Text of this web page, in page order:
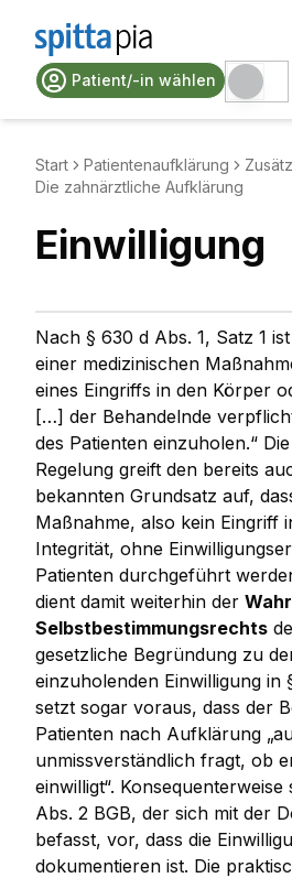
Patient/-in wählen
Start Patientenaufklärung
Die zahnärztliche Aufklärung
Einwilligung
Nach § 630 d Abs. 1, Satz 1 ist
einer medizinischen
eines Eingriffs in den Körper
[…] der Behandelnde
des Patienten einzuholen.“
Regelung greift den bereits
bekannten Grundsatz auf,
Maßnahme, also kein Eingriff
Integrität, ohne
Patienten durchgeführt
dient damit weiterhin der
Selbstbestimmungsrechts
gesetzliche Begründung zu
einzuholenden Einwilligung in
setzt sogar voraus, dass der
Patienten nach Aufklärung
unmissverständlich fragt, ob
einwilligt“.
Abs. 2 BGB, der sich mit der
befasst, vor, dass die
dokumentieren ist. Die